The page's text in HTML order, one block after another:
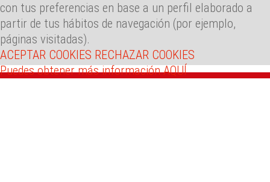
con tus preferencias en base a un perfil elaborado a
partir de tus hábitos de navegación (por ejemplo,
páginas visitadas).
ACEPTAR COOKIES RECHAZAR COOKIES
Puedes obtener más información AQUÍ